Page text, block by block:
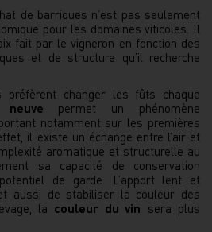
de barriques n’est pas seulement
pour les domaines viticoles. Il
fait par le vigneron en fonction des
et de structure qu’il recherche
préfèrent changer les fûts chaque
neuve permet un phénomène
notamment sur les premières
il existe un échange entre l’air et
aromatique et structurelle au
sa capacité de conservation
de garde. L’apport lent et
aussi de stabiliser la couleur des
la couleur du vin sera plus